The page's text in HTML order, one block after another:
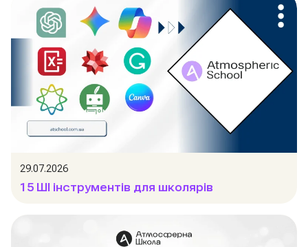
29.07.2026
15 ШІ інструментів для школярів